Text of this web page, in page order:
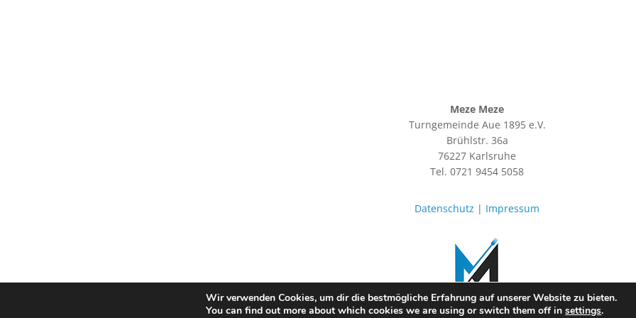
Meze Meze
Turngemeinde Aue 1895 e.V.
Brühlstr. 36a
76227 Karlsruhe
Tel. 0721 9454 5058
Datenschutz | Impressum
Wir verwenden Cookies, um dir die bestmögliche Erfahrung auf unserer Website zu bieten.
You can find out more about which cookies we are using or switch them off insettings.